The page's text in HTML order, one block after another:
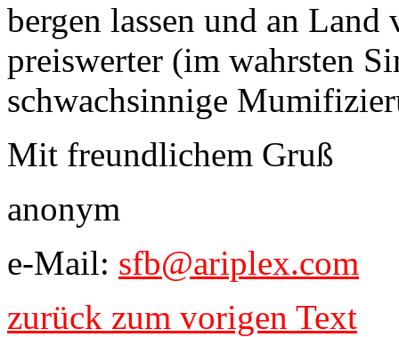
bergen lassen und an
preiswerter (im wahrsten
schwachsinnige
Mit freundlichem Gruß
anonym
e-Mail: sfb@ariplex.com
zurück zum vorigen Text